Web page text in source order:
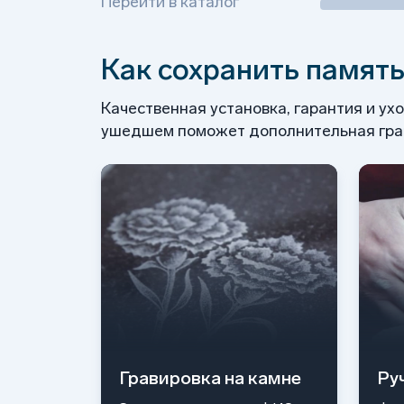
Как сохранить
Качественная установка, гарантия и
ушедшем поможет дополнительная
Гравировка на камне